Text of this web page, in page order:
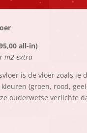
all-in)
m2 extra
is de vloer zoals
(groen, rood,
ouderwetse verlichte